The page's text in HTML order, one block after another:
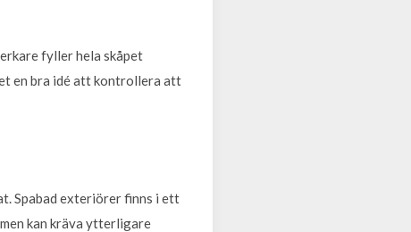
fyller hela skåpet
en bra idé att kontrollera att
Spabad exteriörer finns i ett
kan kräva ytterligare